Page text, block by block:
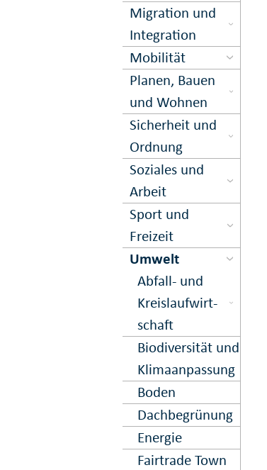
Migration und
Inte­gration
Mobilität
Planen, Bauen
und Wohnen
Sicher­heit und
Ord­nung
Soziales und
Arbeit
Sport und
Freizeit
Umwelt
Abfall- und
Kreis­lauf­wirt­
schaft
Biodiversität und
Klima­anpassung
Boden
Dach­begrün­ung
Energie
Fairtrade Town